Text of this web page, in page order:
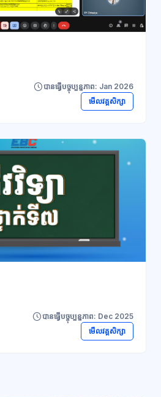
បានធ្វើបច្ចុប្បន្នភាព: Jan 2026
មើលវគ្គសិក្សា
បានធ្វើបច្ចុប្បន្នភាព: Dec 2025
មើលវគ្គសិក្សា